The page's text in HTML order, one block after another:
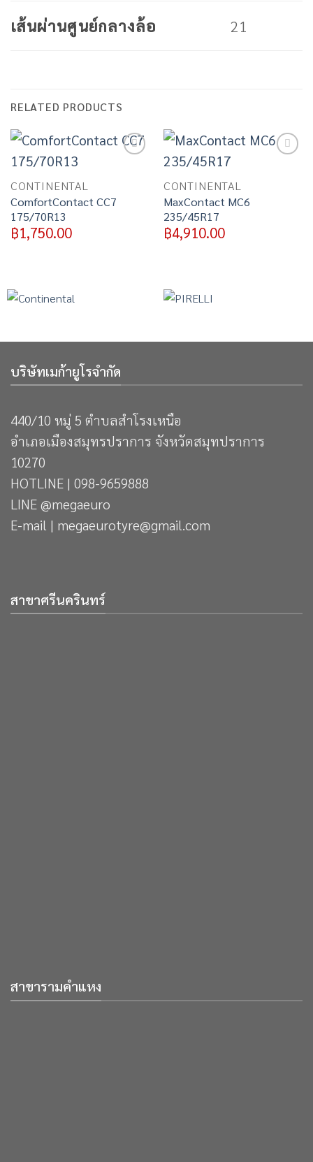
เส้นผ่านศูนย์กลางล้อ 21
RELATED PRODUCTS
CONTINENTAL
ComfortContact CC7
175/70R13
฿1,750.00
CONTINENTAL
MaxContact MC6
235/45R17
฿4,910.00
บริษัทเมก้ายูโรจำกัด
440/10 หมู่ 5 ตำบลสำโรงเหนือ
อำเภอเมืองสมุทรปราการ จังหวัดสมุทปราการ
10270
HOTLINE | 098-9659888
LINE @megaeuro
E-mail | megaeurotyre@gmail.com
สาขาศรีนครินทร์
สาขารามคำแหง